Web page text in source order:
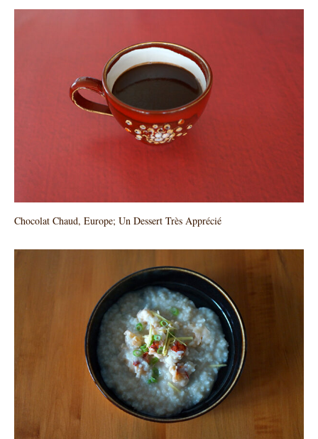
Chocolat Chaud, Europe; Un Dessert Très Apprécié